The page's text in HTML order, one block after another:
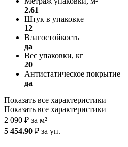
2.61
Штук в упаковке
12
Влагостойкость
да
Вес упаковки, кг
20
Антистатическое покрытие
да
Показать все характеристики
Показать все характеристики
2 090 ₽ за м²
5 454.90 ₽ за уп.